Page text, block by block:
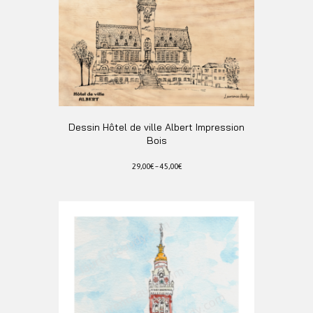
peuvent
être
choisies
sur
la
produit
Dessin Hôtel de ville Albert Impression
Bois
29,00€–45,00€
plusieurs
variations.
Les
options
peuvent
être
choisies